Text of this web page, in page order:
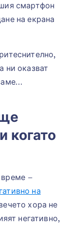
смартфон
на екрана
ни оказват
когато
време –
на
хора не
негативно,